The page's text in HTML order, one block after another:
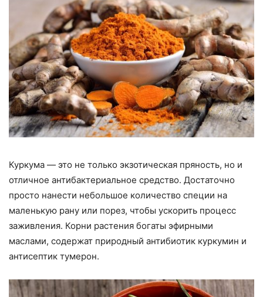
Куркума — это не только экзотическая пряность, но и
отличное антибактериальное средство. Достаточно
просто нанести небольшое количество специи на
маленькую рану или порез, чтобы ускорить процесс
заживления. Корни растения богаты эфирными
маслами, содержат природный антибиотик куркумин и
антисептик тумерон.